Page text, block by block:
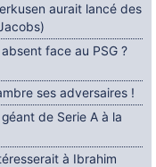
aurait lancé des
face au PSG ?
ses adversaires !
de Serie A à la
à Ibrahim